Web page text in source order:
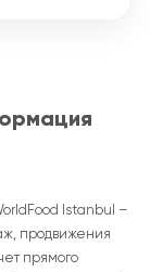
Istanbul –
продвижения
прямого